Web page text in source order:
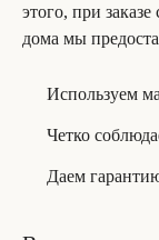
этого, при
дома мы
Используем
Четко
Даем